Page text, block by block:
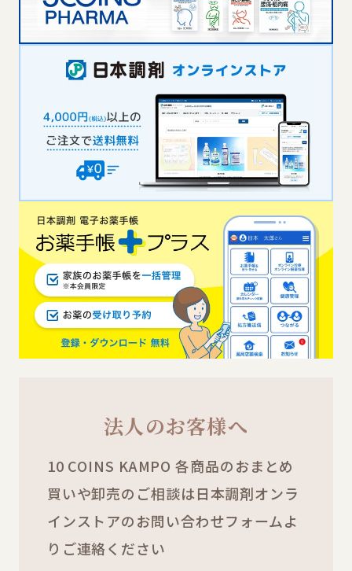
法人のお客様へ
10 COINS KAMPO 各商品のおまとめ
買いや卸売のご相談は日本調剤オンラ
インストアのお問い合わせフォームよ
りご連絡ください